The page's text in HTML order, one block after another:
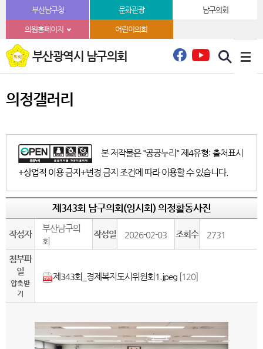
본문바로가기부산남구청 문화관광 남구의회
의원홈페이지 어린이의회
부산광역시 남구의회
의정갤러리
본 저작물은 "공공누리" 제4유형: 출처표시
+상업적 이용 금지+변경 금지 조건에 따라 이용할 수 있습니다.
제343회 남구의회(임시회) 의정활동사진
작성자
부산남구의
회
작성일 2026-02-03 조회수 2731
첨부파
일
압축받
기
제343회_경제복지도시위원회1.jpeg [120]